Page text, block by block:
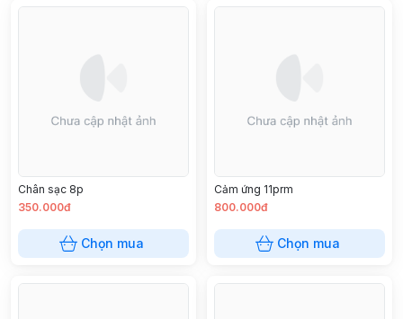
Chân sạc 8p
350.000đ
Chọn mua
Cảm ứng 11prm
800.000đ
Chọn mua